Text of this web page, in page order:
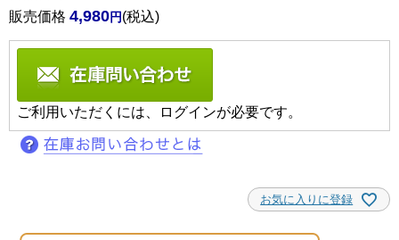
販売価格 4,980 税込
ご利用いただくには、ログインが必要です。
お気に入りに登録